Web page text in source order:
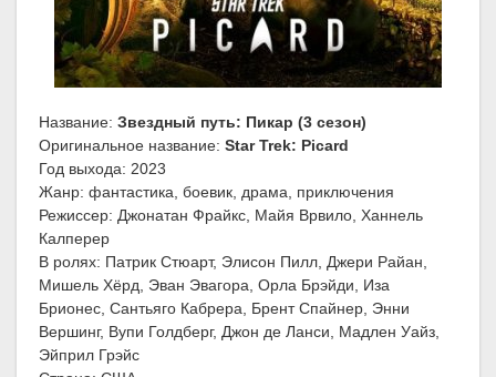
Название: Звездный путь: Пикар (3 сезон)
Оригинальное название: Star Trek: Picard
Год выхода: 2023
Жанр: фантастика, боевик, драма, приключения
Режиссер: Джонатан Фрайкс, Майя Врвило, Ханнель
Калперер
В ролях: Патрик Стюарт, Элисон Пилл, Джери Райан,
Мишель Хёрд, Эван Эвагора, Орла Брэйди, Иза
Брионес, Сантьяго Кабрера, Брент Спайнер, Энни
Вершинг, Вупи Голдберг, Джон де Ланси, Мадлен Уайз,
Эйприл Грэйс